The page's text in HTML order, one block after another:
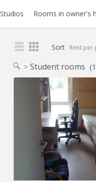
Studios Rooms in owner's
Sort Rent per
Student rooms
1 kot
communautaire de 7,
proche Ferme du
Loungeatude,
studieux . Châssis
battant, sol
Présence d'un
chambre. A louer